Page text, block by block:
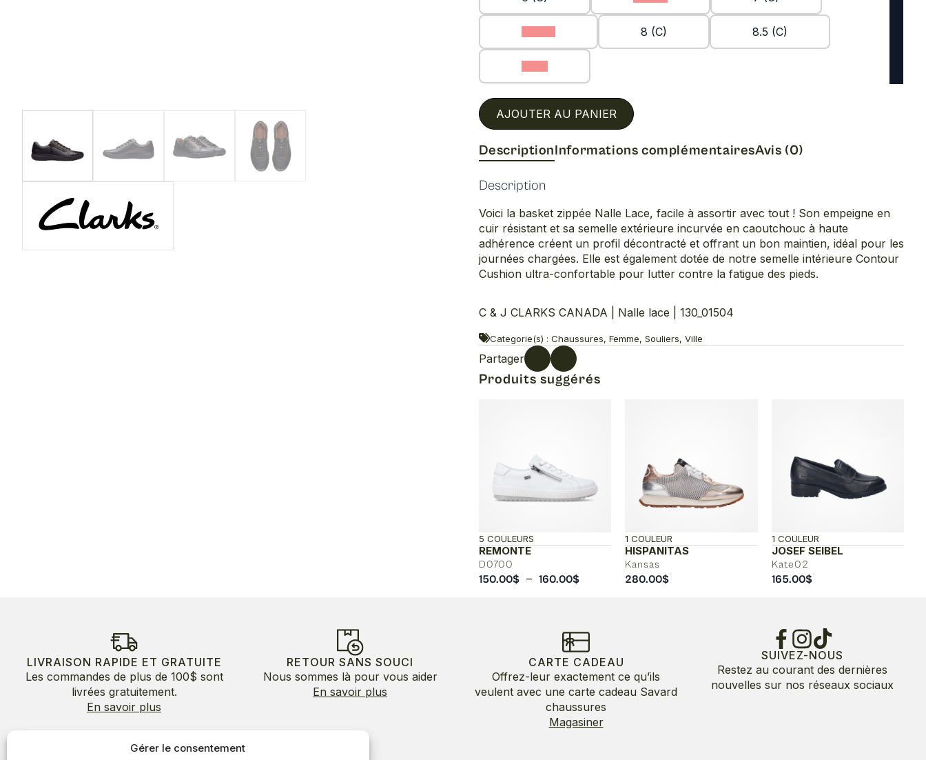
Gérer le consentement
8 (C) 8.5 (C)
AJOUTER AU PANIER
DescriptionInformations complémentairesAvis (0)
Description
Voici la basket zippée Nalle Lace, facile à assortir avec tout ! Son empeigne en
cuir résistant et sa semelle extérieure incurvée en caoutchouc à haute
adhérence créent un profil décontracté et offrant un bon maintien, idéal pour les
journées chargées. Elle est également dotée de notre semelle intérieure Contour
Cushion ultra-confortable pour lutter contre la fatigue des pieds.
C & J CLARKS CANADA | Nalle lace | 130_01504
Categorie(s) : Chaussures, Femme, Souliers, Ville
Partager
Produits suggérés
REMONTE
D0700
5 COULEURS
150.00$ – 160.00$Plage
à
160.00$
HISPANITAS
Kansas
1 COULEUR
280.00$
JOSEF SEIBEL
Kate02
1 COULEUR
165.00$
LIVRAISON RAPIDE ET GRATUITE
Les commandes de plus de 100$ sont
livrées gratuitement.
En savoir plus
RETOUR SANS SOUCI
Nous sommes là pour vous aider
En savoir plus
CARTE CADEAU
Offrez-leur exactement ce qu’ils
veulent avec une carte cadeau Savard
chaussures
Magasiner
SUIVEZ-NOUS
Restez au courant des dernières
nouvelles sur nos réseaux sociaux